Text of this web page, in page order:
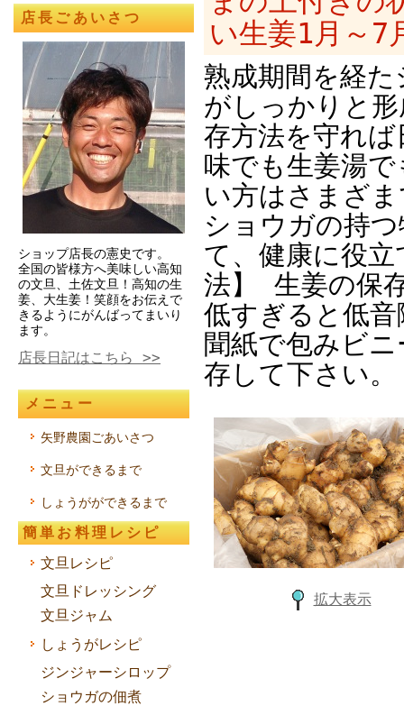
店長ごあいさつ
ショップ店長の憲史です。
全国の皆様方へ美味しい高知
の文旦、土佐文旦！高知の生
姜、大生姜！笑顔をお伝えで
きるようにがんばってまいり
ます。
店長日記はこちら >>
メニュー
矢野農園ごあいさつ
文旦ができるまで
しょうがができるまで
簡単お料理レシピ
文旦レシピ
文旦ドレッシング
文旦ジャム
しょうがレシピ
ジンジャーシロップ
ショウガの佃煮
い生姜1月～
熟成期間を経
がしっかりと
存方法を守れ
味でも生姜湯
い方はさまざ
ショウガの持
て、健康に役
法】 生姜の保
低すぎると低
聞紙で包みビ
存して下さい。
拡大表示